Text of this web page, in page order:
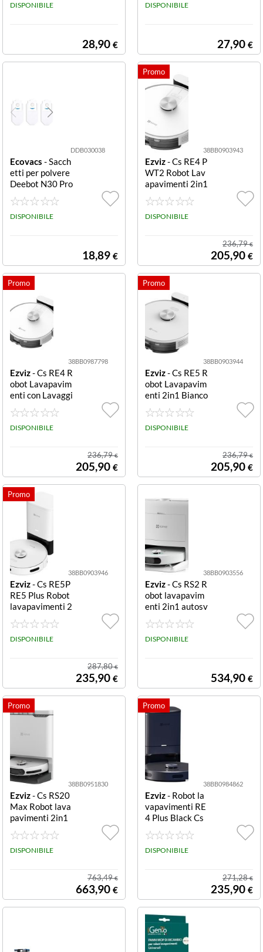
mily Washable
DISPONIBILE
28,90 €
hable/reusable
amily; Contents:
3 pieces/box
DISPONIBILE
27,90 €
DDB030038
Ecovacs - Sacch
etti per polvere
Deebot N30 Pro
Omni 3 pz DEEB
OT N30 PRO O
MNI - Dust Bag
DISPONIBILE
18,89 €
38BB0903943
Ezviz- Cs RE4 P
WT2 Robot Lav
apavimenti 2in1
Bianco 2in1
DISPONIBILE
236,79€
205,90 €
38BB0987798
Ezviz- Cs RE4 R
obot Lavapavim
enti con Lavaggi
o a Umido Robot
lava pavimenti
Ezviz CS RE4 R
DISPONIBILE
236,79€
205,90 €
38BB0903944
Ezviz- Cs RE5 R
obot Lavapavim
enti 2in1 Bianco
2in1
DISPONIBILE
236,79€
205,90 €
38BB0903946
Ezviz- Cs RE5P
RE5 Plus Robot
lavapavimenti 2
in1 bianco Plus
2in1
DISPONIBILE
287,80€
235,90 €
38BB0903556
Ezviz- Cs RS2 R
obot lavapavim
enti 2in1 autosv
uotabile 2in1
DISPONIBILE
534,90 €
38BB0951830
Ezviz- Cs RS20
Max Robot lava
pavimenti 2in1
con lavaggio a u
mido Max 2in1
DISPONIBILE
763,49€
663,90 €
38BB0984862
Ezviz- Robot la
vapavimenti RE
4 Plus Black Cs
RE4P PBT2 Plus
DISPONIBILE
271,28€
235,90 €